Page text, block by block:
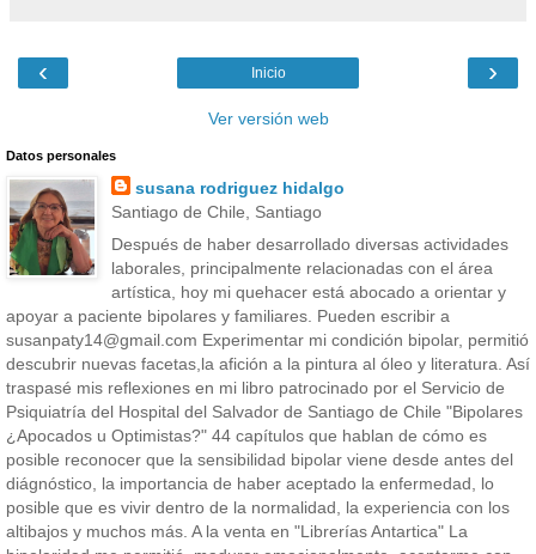
‹ ›
Inicio
Ver versión web
Datos personales
susana rodriguez hidalgo
Santiago de Chile, Santiago
Después de haber desarrollado diversas actividades
laborales, principalmente relacionadas con el área
artística, hoy mi quehacer está abocado a orientar y
apoyar a paciente bipolares y familiares. Pueden escribir a
susanpaty14@gmail.com Experimentar mi condición bipolar, permitió
descubrir nuevas facetas,la afición a la pintura al óleo y literatura. Así
traspasé mis reflexiones en mi libro patrocinado por el Servicio de
Psiquiatría del Hospital del Salvador de Santiago de Chile "Bipolares
¿Apocados u Optimistas?" 44 capítulos que hablan de cómo es
posible reconocer que la sensibilidad bipolar viene desde antes del
diágnóstico, la importancia de haber aceptado la enfermedad, lo
posible que es vivir dentro de la normalidad, la experiencia con los
altibajos y muchos más. A la venta en "Librerías Antartica" La